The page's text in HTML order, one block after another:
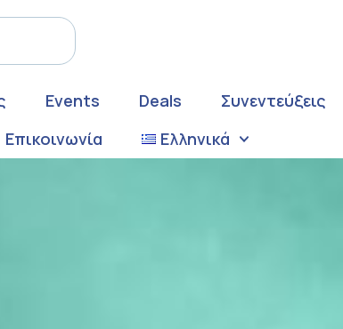
Events Deals Συνεντεύξεις
Επικοινωνία
Ελληνικά